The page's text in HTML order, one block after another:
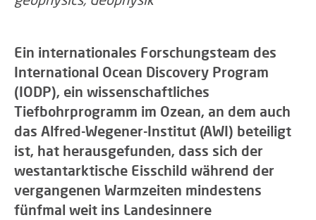
Ein internationales Forschungsteam des
International Ocean Discovery Program
(IODP), ein wissenschaftliches
Tiefbohrprogramm im Ozean, an dem auch
das Alfred-Wegener-Institut (AWI) beteiligt
ist, hat herausgefunden, dass sich der
westantarktische Eisschild während der
vergangenen Warmzeiten mindestens
fünfmal weit ins Landesinnere